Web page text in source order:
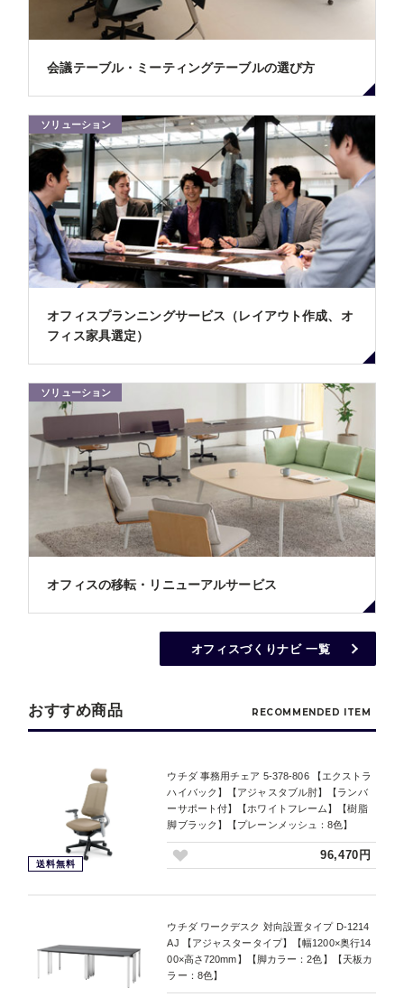
会議テーブル・ミーティングテーブルの選び方
ソリューション
オフィスプランニングサービス（レイアウト作成、オ
フィス家具選定）
ソリューション
オフィスの移転・リニューアルサービス
オフィスづくりナビ 一覧
おすすめ商品 RECOMMENDED ITEM
送料無料
ウチダ 事務用チェア 5-378-806 【エクストラ
ハイバック】【アジャスタブル肘】【ランバ
ーサポート付】【ホワイトフレーム】【樹脂
脚ブラック】【プレーンメッシュ：8色】
96,470円
ウチダ ワークデスク 対向設置タイプ D-1214
AJ 【アジャスタータイプ】【幅1200×奥行14
00×高さ720mm】【脚カラー：2色】【天板カ
ラー：8色】